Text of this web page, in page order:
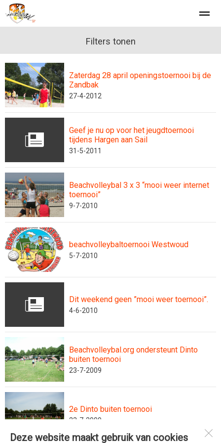
Home Beachvolleybalclub de Zandbak
Home Zoeken Nieuws Agenda
Deze website maakt gebruik van cookies
Filters tonen
Zaterdag 28 april openingstoernooi bij de
Zandbak
27-4-2012
Geef je nu op voor het jeugdtoernooi
tijdens Hargen aan Sail
31-5-2011
Beachvolleybal 3 x 3 “mooi weer internet
toernooi”
9-7-2010
beachvolleybaltoernooi Westwoud
5-7-2010
Dit weekend geen ”mooi weer toernooi”.
4-6-2010
Beachvolleybal.org ondersteunt Dinto
buiten toernooi
23-7-2009
2e Dinto buiten toernooi
23-7-2009